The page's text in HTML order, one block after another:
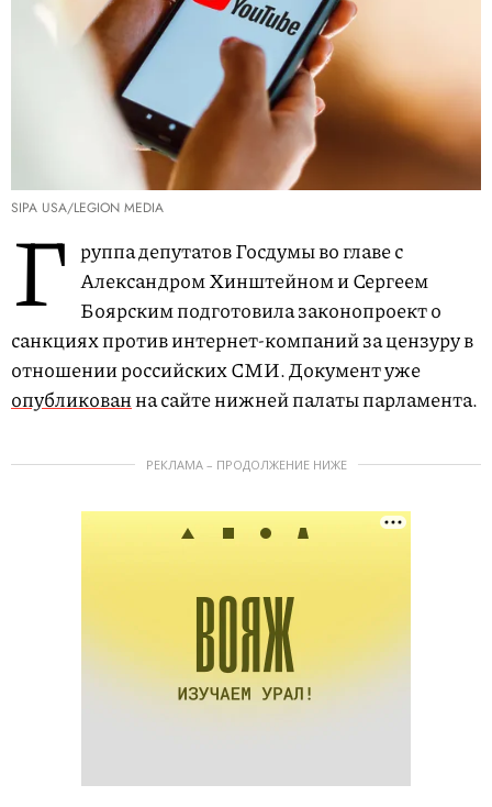
SIPA USA/LEGION MEDIA
Г руппа депутатов Госдумы во главе с
Александром Хинштейном и Сергеем
Боярским подготовила законопроект о
санкциях против интернет-компаний за цензуру в
отношении российских СМИ. Документ уже
опубликованна сайте нижней палаты парламента.
РЕКЛАМА – ПРОДОЛЖЕНИЕ НИЖЕ